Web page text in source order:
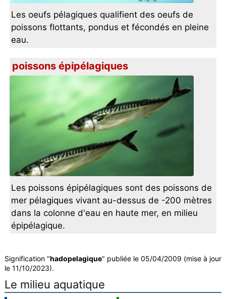
Les oeufs pélagiques qualifient des oeufs de
poissons flottants, pondus et fécondés en pleine
eau.
poissons épipélagiques
Les poissons épipélagiques sont des poissons de
mer pélagiques vivant au-dessus de -200 mètres
dans la colonne d'eau en haute mer, en milieu
épipélagique.
Signification "hadopelagique" publiée le 05/04/2009 (mise à jour
le 11/10/2023).
Le milieu aquatique